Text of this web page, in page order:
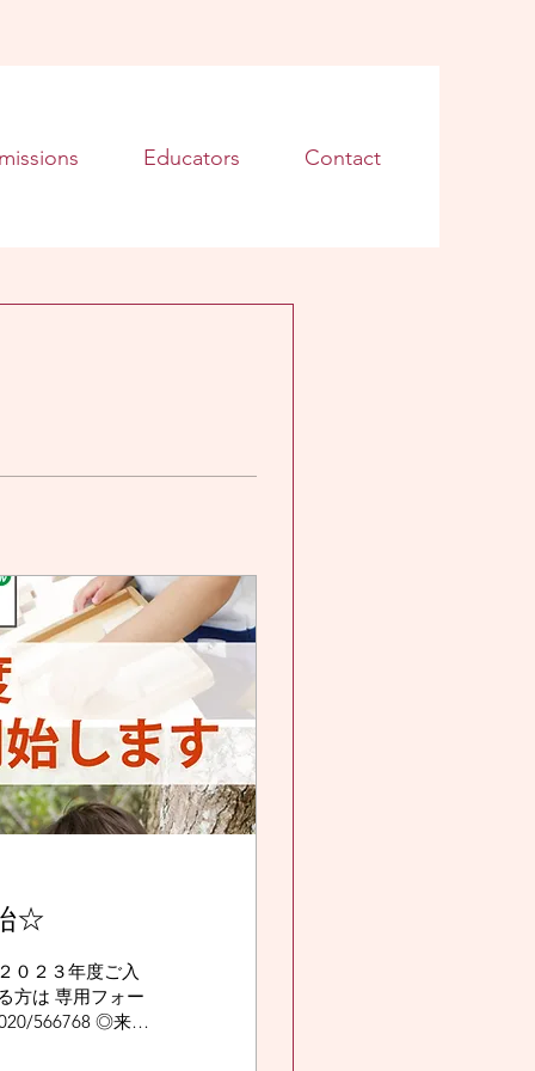
Educators Contact
☆
方は 専用フォー
566768 ◎来年